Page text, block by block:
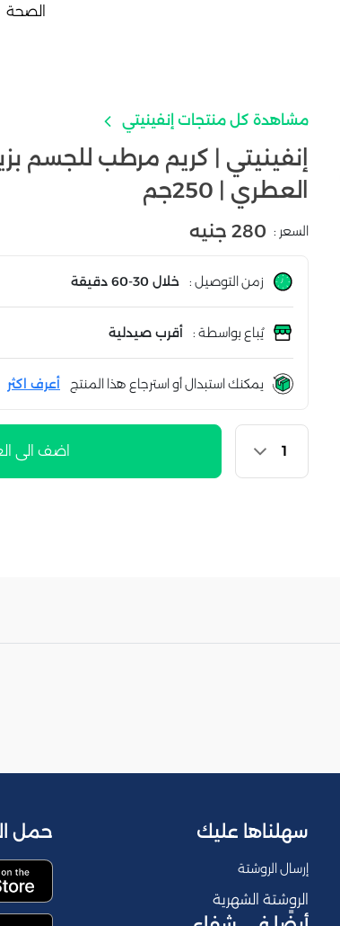
الصحة
مشاهدة كل منتجات إنفينيتي
إنفينيتي | كريم مرطب للجسم
العطري | 250جم
السعر : 280 جنيه
زمن التوصيل : خلال 30-60 دقيقة
يُباع بواسطة : أقرب صيدلية
يمكنك استبدال أو استرجاع هذا المنتج أعرف اكثر
اضف الى
سهلناها عليك
إرسال الروشتة
الروشتة الشهرية
حمل